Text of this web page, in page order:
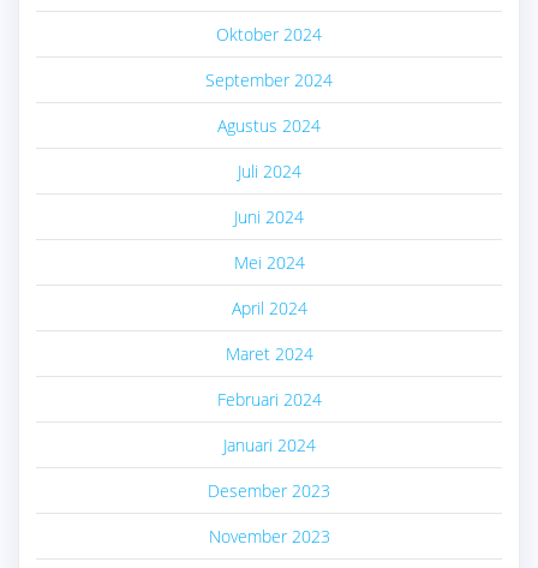
Oktober 2024
September 2024
Agustus 2024
Juli 2024
Juni 2024
Mei 2024
April 2024
Maret 2024
Februari 2024
Januari 2024
Desember 2023
November 2023